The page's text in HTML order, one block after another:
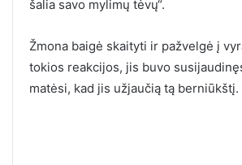
šalia savo mylimų tėvų“.
Žmona baigė skaityti ir pažvelgė į
tokios reakcijos, jis buvo
matėsi, kad jis užjaučią tą berniūkštį.